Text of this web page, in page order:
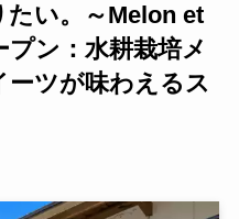
たい。～Melon et
ン：水耕栽培メ
ーツが味わえるス